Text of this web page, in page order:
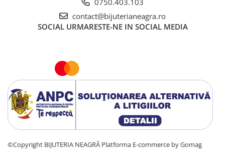
contact@bijuterianeagra.ro
SOCIAL URMARESTE-NE IN SOCIAL MEDIA
©Copyright BIJUTERIA NEAGRĂ Platforma E-commerce by Gomag